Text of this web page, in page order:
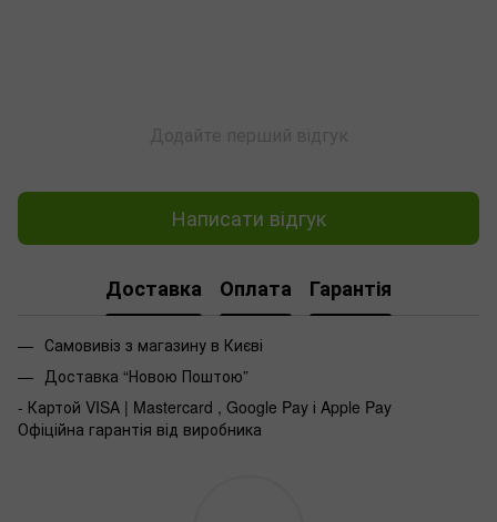
Написати відгук
Доставка Оплата Гарантія
Самовивіз з магазину в Києві
Доставка “Новою Поштою”
- Картой VISA | Mastercard , Google Pay і Apple Pay
Офіційна гарантія від виробника